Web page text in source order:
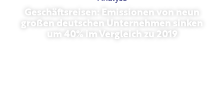
Geschäftsreisen: Emissionen von neun
großen deutschen Unternehmen sinken
um 40% im Vergleich zu 2019